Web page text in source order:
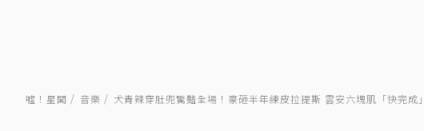
噓！星聞 音樂 犬青辣穿肚兜驚豔全場！豪砸半年練皮拉提斯 雲安六塊肌「快完成」